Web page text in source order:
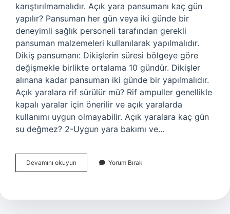
karıştırılmamalıdır. Açık yara pansumanı kaç gün
yapılır? Pansuman her gün veya iki günde bir
deneyimli sağlık personeli tarafından gerekli
pansuman malzemeleri kullanılarak yapılmalıdır.
Dikiş pansumanı: Dikişlerin süresi bölgeye göre
değişmekle birlikte ortalama 10 gündür. Dikişler
alınana kadar pansuman iki günde bir yapılmalıdır.
Açık yaralara rif sürülür mü? Rif ampuller genellikle
kapalı yaralar için önerilir ve açık yaralarda
kullanımı uygun olmayabilir. Açık yaralara kaç gün
su değmez? 2-Uygun yara bakımı ve…
Devamını okuyun
Yaraya
Ne
Yorum Bırak